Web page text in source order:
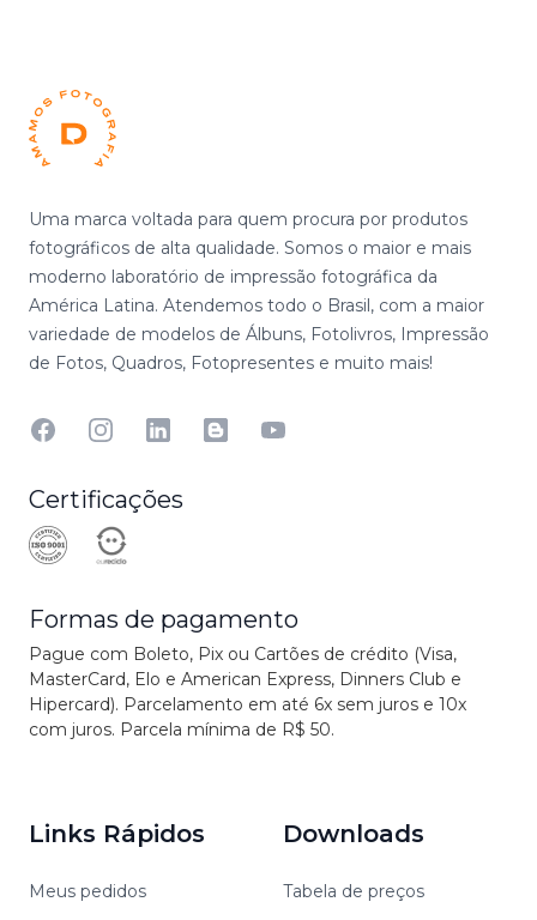
Uma marca voltada para quem procura por produtos
fotográficos de alta qualidade. Somos o maior e mais
moderno laboratório de impressão fotográfica da
América Latina. Atendemos todo o Brasil, com a maior
variedade de modelos de Álbuns, Fotolivros, Impressão
de Fotos, Quadros, Fotopresentes e muito mais!
FacebookInstagramLinkedinBlog YouTube
Certificações
Formas de pagamento
Pague com Boleto, Pix ou Cartões de crédito (Visa,
MasterCard, Elo e American Express, Dinners Club e
Hipercard). Parcelamento em até 6x sem juros e 10x
com juros. Parcela mínima de R$ 50.
Links Rápidos
Meus pedidos
Downloads
Tabela de preços